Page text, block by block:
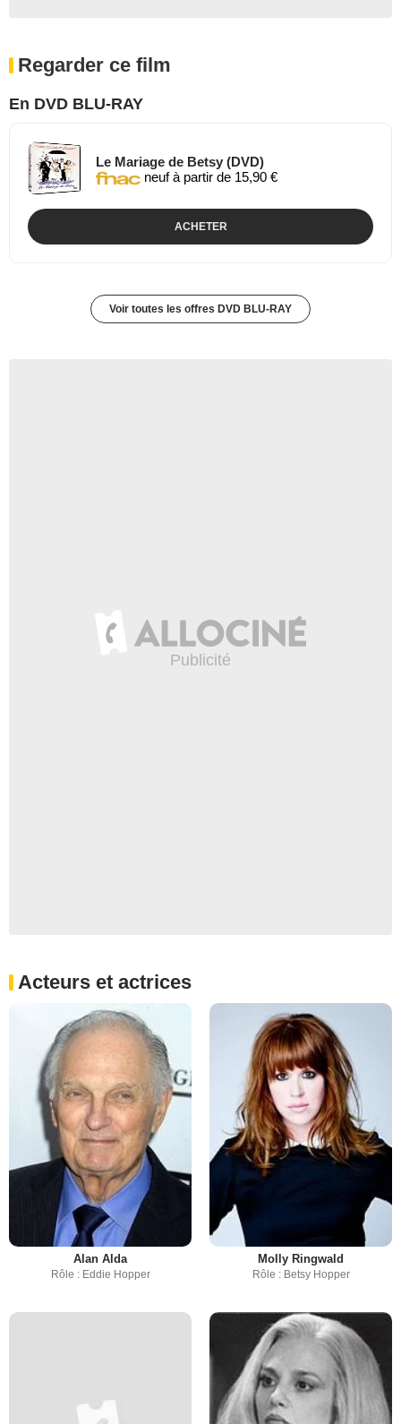
Regarder ce film
En DVD BLU-RAY
Le Mariage de Betsy (DVD)
neuf à partir de 15,90 €
ACHETER
Voir toutes les offres DVD BLU-RAY
Acteurs et actrices
Alan Alda
Rôle : Eddie Hopper
Molly Ringwald
Rôle : Betsy Hopper